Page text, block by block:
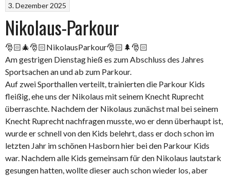
3. Dezember 2025
Nikolaus-Parkour
🎅🏻🎄🎅🏻NikolausParkour🎅🏻🌲🎅🏻
Am gestrigen Dienstag hieß es zum Abschluss des Jahres
Sportsachen an und ab zum Parkour.
Auf zwei Sporthallen verteilt, trainierten die Parkour Kids
fleißig, ehe uns der Nikolaus mit seinem Knecht Ruprecht
überraschte. Nachdem der Nikolaus zunächst mal bei seinem
Knecht Ruprecht nachfragen musste, wo er denn überhaupt ist,
wurde er schnell von den Kids belehrt, dass er doch schon im
letzten Jahr im schönen Hasborn hier bei den Parkour Kids
war. Nachdem alle Kids gemeinsam für den Nikolaus lautstark
gesungen hatten, wollte dieser auch schon wieder los, aber